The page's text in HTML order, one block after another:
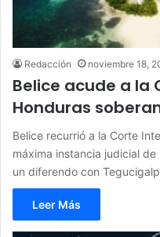
Redacción noviembre 18,
Belice acude a la
Honduras
Belice recurrió a la Corte
máxima instancia judicial
un diferendo con
Leer Más